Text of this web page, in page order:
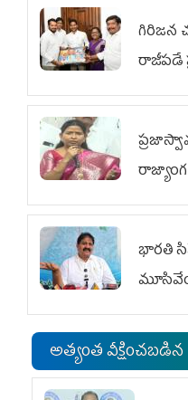
గిరిజన
రాజీపడే
రాజ్యాంగ
భారతి
అత్యంత వీక్షించబడిన